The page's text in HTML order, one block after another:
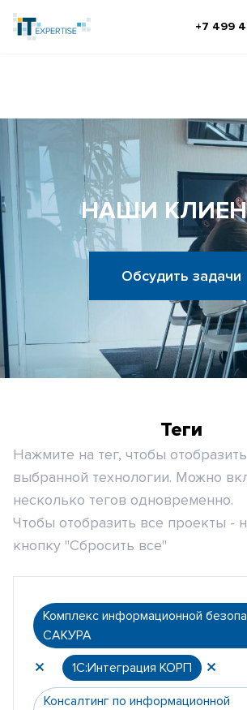
+7 499
НАШИ
Обсудить задачи
Теги
Нажмите на тег, чтобы
выбранной технологии. Можно
несколько тегов одновременно.
Чтобы отобразить все проекты -
кнопку "Сбросить все"
Комплекс информационной
САКУРА
1С:Интеграция КОРП
Консалтинг по информационной